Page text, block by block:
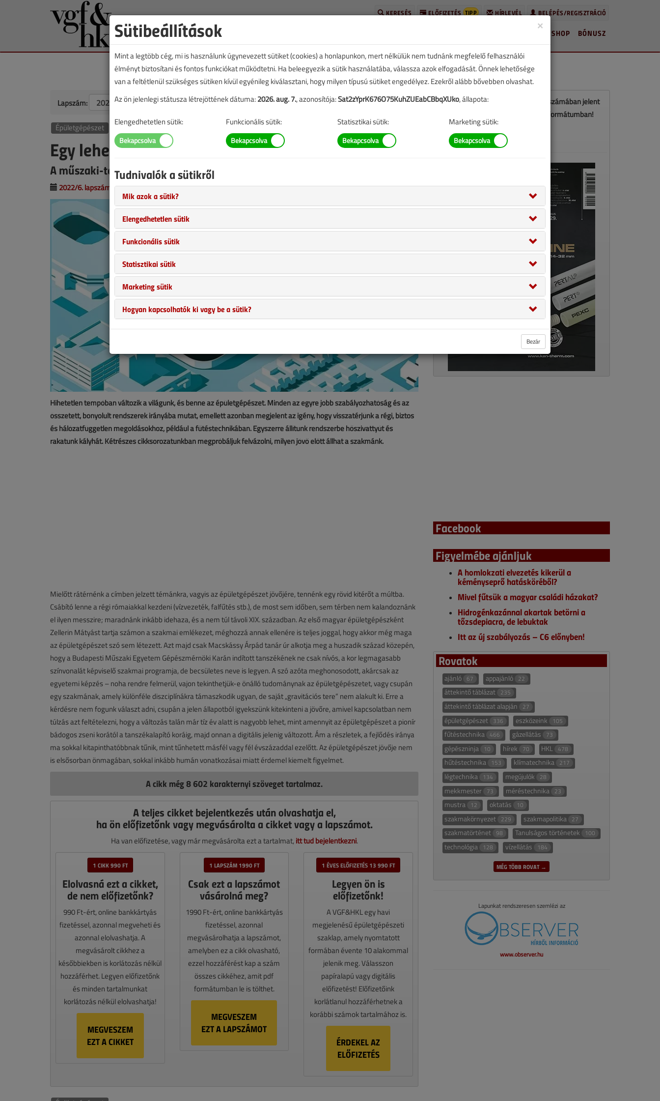
BELÉPÉS/REGISZTRÁCIÓ
HÍRLEVÉL
ELŐFIZETÉS TIPP
KERESÉS
BÓNUSZ
SHOP
Lapszám: TARTALOM
Épületgépészet Szakmakörnyezet
Egy lehetséges jövőkép
A műszaki-technológiai fejlesztés irányai, innováció
2022/6. lapszám | Erdősi Csaba | 1371 |
Hihetetlen tempóban változik a világunk, és benne az épületgépészet. Minden az egyre jobb szabályozhatóság és az
összetett, bonyolult rendszerek irányába mutat, emellett azonban megjelent az igény, hogy visszatérjünk a régi, biztos
és hálózatfüggetlen megoldásokhoz, például a fűtéstechnikában. Egyszerre állítunk rendszerbe hőszivattyút és
rakatunk kályhát. Kétrészes cikksorozatunkban megpróbáljuk felvázolni, milyen jövő előtt állhat a szakmánk.
Mielőtt rátérnénk a címben jelzett témánkra, vagyis az épületgépészet jövőjére, tennénk egy rövid kitérőt a múltba.
Csábító lenne a régi rómaiakkal kezdeni (vízvezeték, falfűtés stb.), de most sem időben, sem térben nem kalandoznánk
el ilyen messzire; maradnánk inkább idehaza, és a nem túl távoli XIX. században. Az első magyar épületgépészként
Zellerin Mátyást tartja számon a szakmai emlékezet, méghozzá annak ellenére is teljes joggal, hogy akkor még maga
az épületgépészet szó sem létezett. Azt majd csak Macskássy Árpád tanár úr alkotja meg a huszadik század közepén,
hogy a Budapesti Műszaki Egyetem Gépészmérnöki Karán indított tanszékének ne csak nívós, a kor legmagasabb
színvonalát képviselő szakmai programja, de becsületes neve is legyen. A szó azóta meghonosodott, akárcsak az
egyetemi képzés – noha rendre felmerül, vajon tekinthetjük-e önálló tudománynak az épületgépészetet, vagy csupán
egy szakmának, amely különféle diszciplínákra támaszkodik ugyan, de saját „gravitációs tere” nem alakult ki. Erre a
kérdésre nem fogunk választ adni, csupán a jelen állapotból igyekszünk kitekinteni a jövőre, amivel kapcsolatban nem
túlzás azt feltételezni, hogy a változás talán már tíz év alatt is nagyobb lehet, mint amennyit az épületgépészet a pionír
bádogos zseni korától a tanszékalapító koráig, majd onnan a digitális jelenig változott. Ám a részletek, a fejlődés iránya
ma sokkal kitapinthatóbbnak tűnik, mint tűnhetett másfél vagy fél évszázaddal ezelőtt. Az épületgépészet jövője nem
is elsősorban önmagában, sokkal inkább humán vonatkozásai miatt érdemel kiemelt figyelmet.
A cikk még 8 602 karakternyi szöveget tartalmaz.
A teljes cikket bejelentkezés után olvashatja el,
ha ön előfizetőnk vagy megvásárolta a cikket vagy a lapszámot.
Ha van előfizetése, vagy már megvásárolta ezt a tartalmat, itt tud bejelentkezni.
1 CIKK 990 FT
Elolvasná ezt a cikket,
de nem előfizetőnk?
990 Ft-ért, online bankkártyás
fizetéssel, azonnal megveheti és
azonnal elolvashatja. A
megvásárolt cikkhez a
későbbiekben is korlátozás nélkül
hozzáférhet. Legyen előfizetőnk
és minden tartalmunkat
korlátozás nélkül elolvashatja!
MEGVESZEM
EZT A CIKKET
1 LAPSZÁM 1990 FT
Csak ezt a lapszámot
vásárolná meg?
1990 Ft-ért, online bankkártyás
fizetéssel, azonnal
megvásárolhatja a lapszámot,
amelyben ez a cikk olvasható,
ezzel hozzáférést kap a szám
összes cikkéhez, amit pdf
formátumban le is tölthet.
MEGVESZEM
EZT A LAPSZÁMOT
1 ÉVES ELŐFIZETÉS 13 990 FT
Legyen ön is
előfizetőnk!
A VGF&HKL egy havi
megjelenésű épületgépészeti
szaklap, amely nyomtatott
formában évente 10 alakommal
jelenik meg. Válasszon
papíralapú vagy digitális
előfizetést! Előfizetőink
korlátlanul hozzáférhetnek a
korábbi számok tartalmához is.
ÉRDEKEL AZ
ELŐFIZETÉS
Ez a cikk a VGF&HKL 2022. júniusi számában jelent
meg. Töltse le a lapszámot PDF formátumban!
Facebook
Figyelmébe ajánljuk
A homlokzati elvezetés kikerül a
kéményseprő hatásköréből?
Mivel fűtsük a magyar családi házakat?
Hidrogénkazánnal akartak betörni a
tőzsdepiacra, de lebuktak
Itt az új szabályozás – C6 előnyben!
Rovatok
ajánló 67 appajánló 22
áttekintő táblázat 235
áttekintő táblázat alapján 27
épületgépészet 336 eszközeink 105
fűtéstechnika 466 gázellátás 73
gépészninja 10 hírek 70 HKL 478
hűtéstechnika 153 klímatechnika 217
légtechnika 134 megújulók 28
mekkmester 73 méréstechnika 23
mustra 12 oktatás 10
szakmakörnyezet 229 szakmapolitika 27
szakmatörténet 98 Tanulságos történetek 100
technológia 128 vízellátás 184
MÉG TÖBB ROVAT →
Lapunkat rendszeresen szemlézi az
www.observer.hu
×
Sütibeállítások
Mint a legtöbb cég, mi is használunk úgynevezett sütiket (cookies) a honlapunkon, mert nélkülük nem tudnánk megfelelő felhasználói
élményt biztosítani és fontos funkciókat működtetni. Ha beleegyezik a sütik használatába, válassza azok elfogadását. Önnek lehetősége
van a feltétlenül szükséges sütiken kívül egyénileg kiválasztani, hogy milyen típusú sütiket engedélyez. Ezekről alább bővebben olvashat.
Az ön jelenlegi státusza létrejöttének dátuma:2026. aug. 7., azonosítója:Sat2zYprK676O75KuhZUEabCBbqXUko, állapota:
Elengedhetetlen sütik: Funkcionális sütik: Statisztikai sütik: Marketing sütik:
Tudnivalók a sütikről
Mik azok a sütik?
Elengedhetetlen sütik
Funkcionális sütik
Statisztikai sütik
Marketing sütik
Hogyan kapcsolhatók ki vagy be a sütik?
Bezár